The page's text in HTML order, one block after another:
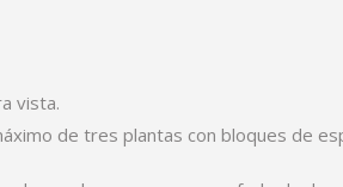
vista.
de tres plantas con bloques de